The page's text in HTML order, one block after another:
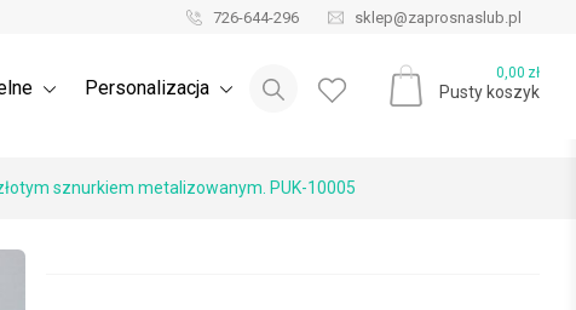
726-644-296 sklep@zaprosnaslub.pl
Personalizacja
0,00 zł
Pusty koszyk
Blog ślubny
sznurkiem metalizowanym. PUK-10005